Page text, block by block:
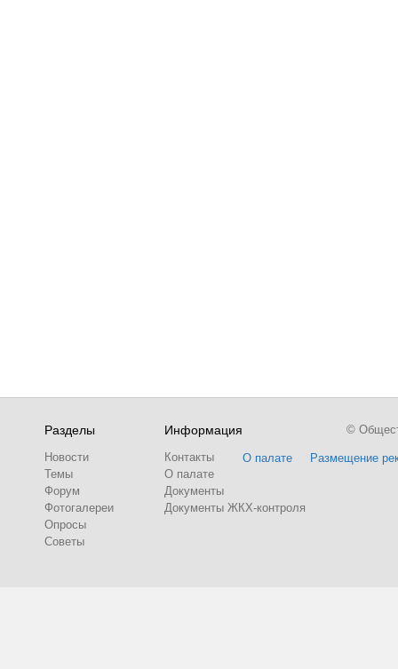
Разделы
Новости
Темы
Форум
Фотогалереи
Опросы
Советы
Информация
Контакты
О палате
Документы
Документы ЖКХ-контроля
О палате Размещение
©